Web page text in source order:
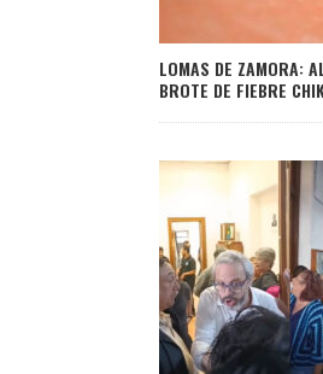
LOMAS DE ZAMORA:
BROTE DE FIEBRE